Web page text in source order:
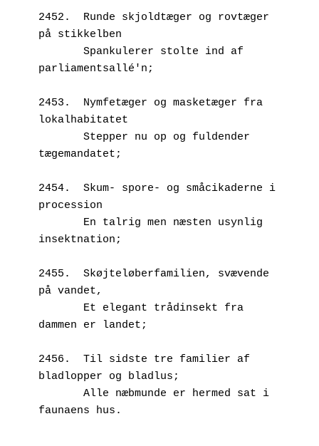
2452.  Runde skjoldtæger og rovtæger
på stikkelben
parliamentsallé'n;
2453.  Nymfetæger og masketæger fra
lokalhabitatet
tægemandatet;
2454.  Skum- spore- og småcikaderne i
procession
insektnation;
2455.  Skøjteløberfamilien, svævende
på vandet,
dammen er landet;
2456.  Til sidste tre familier af
bladlopper og bladlus;
faunaens hus.